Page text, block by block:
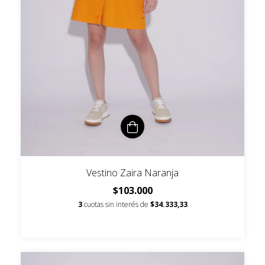
Vestino Zaira Naranja
$103.000
3 cuotas sin interés de $34.333,33